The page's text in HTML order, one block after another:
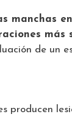
manchas
más
de un
producen